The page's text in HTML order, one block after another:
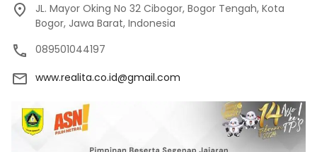
JL. Mayor Oking No 32 Cibogor, Bogor Tengah, Kota
Bogor, Jawa Barat, Indonesia
089501044197
www.realita.co.id@gmail.com